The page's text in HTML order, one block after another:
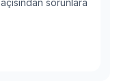
açısından sorunlara